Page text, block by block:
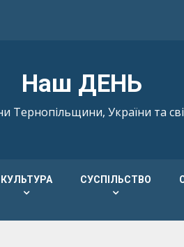
Наш ДЕНЬ
Тернопільщини, України та
КУЛЬТУРА СУСПІЛЬСТВО